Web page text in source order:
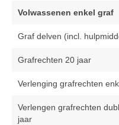
Bijzettingen
Saasveld
Tarieven Saasveld
Weerselo
Tarieven
Volwassenen enkel graf
Graf delven (incl.
Grafrechten 20 jaar
Verlenging grafrechten
Verlengen grafrechten
jaar